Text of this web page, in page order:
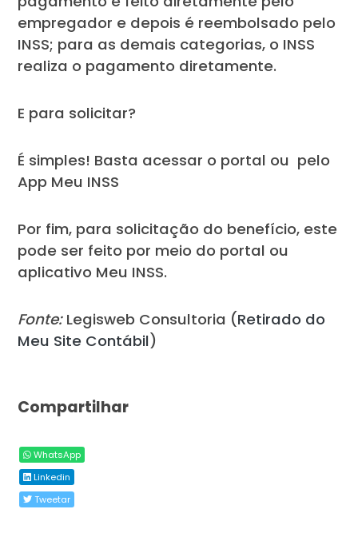
empregador e depois é reembolsado pelo
INSS; para as demais categorias, o INSS
realiza o pagamento diretamente.
E para solicitar?
É simples! Basta acessar o portal ou pelo
App Meu INSS
Por fim, para solicitação do benefício, este
pode ser feito por meio do portal ou
aplicativo Meu INSS.
Fonte:Legisweb Consultoria (Retirado do
Meu Site Contábil)
Compartilhar
WhatsApp
Linkedin
Tweetar